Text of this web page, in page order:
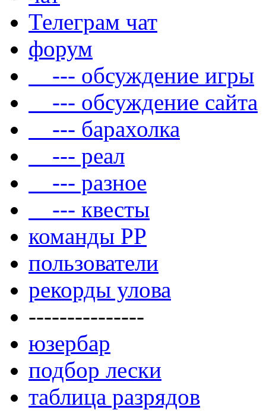
Телеграм чат
форум
--- обсуждение игры
--- обсуждение сайта
--- барахолка
--- реал
--- разное
--- квесты
команды РР
пользователи
рекорды улова
---------------
юзербар
подбор лески
таблица разрядов